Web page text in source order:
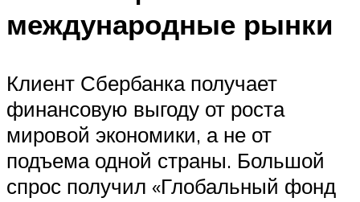
международные рынки
Клиент Сбербанка получает
финансовую выгоду от роста
мировой экономики, а не от
подъема одной страны. Большой
спрос получил «Глобальный фонд